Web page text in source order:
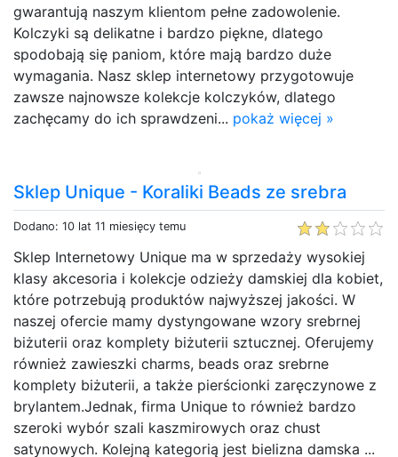
gwarantują naszym klientom pełne zadowolenie.
Kolczyki są delikatne i bardzo piękne, dlatego
spodobają się paniom, które mają bardzo duże
wymagania. Nasz sklep internetowy przygotowuje
zawsze najnowsze kolekcje kolczyków, dlatego
zachęcamy do ich sprawdzeni... pokaż więcej »
Sklep Unique - Koraliki Beads ze srebra
Dodano: 10 lat 11 miesięcy temu
Sklep Internetowy Unique ma w sprzedaży wysokiej
klasy akcesoria i kolekcje odzieży damskiej dla kobiet,
które potrzebują produktów najwyższej jakości. W
naszej ofercie mamy dystyngowane wzory srebrnej
biżuterii oraz komplety biżuterii sztucznej. Oferujemy
również zawieszki charms, beads oraz srebrne
komplety biżuterii, a także pierścionki zaręczynowe z
brylantem.Jednak, firma Unique to również bardzo
szeroki wybór szali kaszmirowych oraz chust
satynowych. Kolejną kategorią jest bielizna damska ...